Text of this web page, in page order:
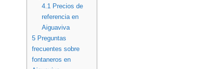
4.1 Precios de
referencia en
Aiguaviva
5 Preguntas
frecuentes sobre
fontaneros en